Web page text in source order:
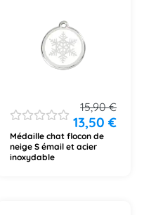
15,90€
13,50€
Médaille chat flocon de
neige S émail et acier
inoxydable